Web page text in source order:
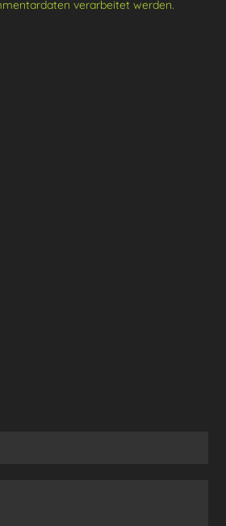
verarbeitet werden.